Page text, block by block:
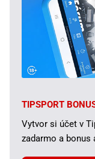
TIPSPORT
Vytvor si účet v
zadarmo a bonus